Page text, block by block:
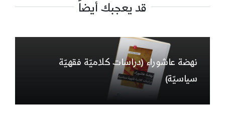
قد يعجبك أيضاً
نهضة عاشوراء (دراسات كلاميّة فقهيّة
سياسيّة)